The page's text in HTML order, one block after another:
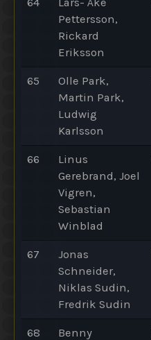
Pettersson,
Rickard
Eriksson
65
Olle Park,
Martin Park,
Ludwig
Karlsson
66
Linus
Gerebrand, Joel
Vigren,
Sebastian
Winblad
67
Jonas
Schneider,
Niklas Sudin,
Fredrik Sudin
68
Benny